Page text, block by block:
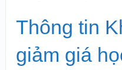
Thông tin
giảm giá